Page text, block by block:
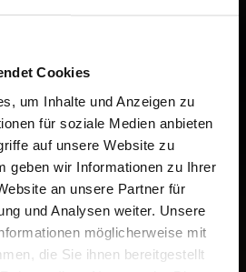
Cookies
um Inhalte und Anzeigen zu
für soziale Medien anbieten
auf unsere Website zu
geben wir Informationen zu Ihrer
an unsere Partner für
und Analysen weiter. Unsere
möglicherweise mit
die Sie ihnen bereitgestellt